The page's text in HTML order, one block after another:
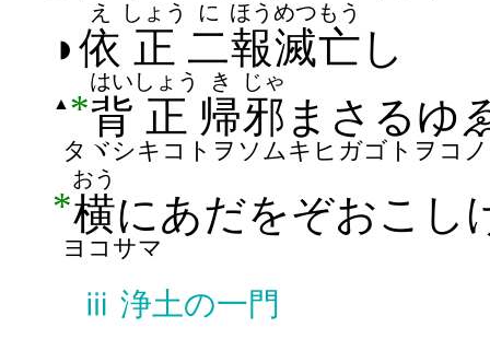
◗依
え
正
しょう
二
に
報
ほう
滅亡
めつもう
し
▲ *背
はい
正
しょう
帰
き
邪
じゃ
まさる​ゆ
タヾシキコトヲソムキヒガゴトヲコ
*横
おう
にあだを​ぞ​おこし​
ヨコサマ
ⅲ 浄土の一門